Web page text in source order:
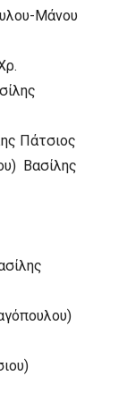
Mάνου
Πάτσιος
Bασίλης